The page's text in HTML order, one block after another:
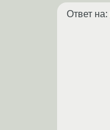
Ответ на: